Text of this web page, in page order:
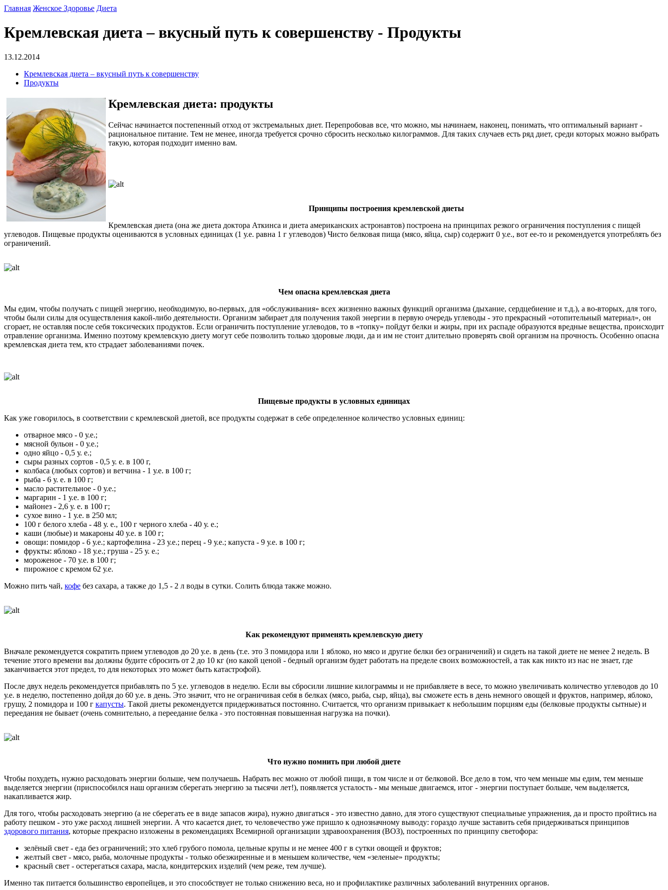
Главная Женское Здоровье Диета
Кремлевская диета – вкусный путь к совершенству - Продукты
13.12.2014
Кремлевская диета – вкусный путь к совершенству
Продукты
Кремлевская диета: продукты
Сейчас начинается постепенный отход от экстремальных диет. Перепробовав все, что можно, мы начинаем, наконец, понимать, что оптимальный вариант -
рациональное питание. Тем не менее, иногда требуется срочно сбросить несколько килограммов. Для таких случаев есть ряд диет, среди которых можно выбрать
такую, которая подходит именно вам.
Принципы построения кремлевской диеты
Кремлевская диета (она же диета доктора Аткинса и диета американских астронавтов) построена на принципах резкого ограничения поступления с пищей
углеводов. Пищевые продукты оцениваются в условных единицах (1 у.е. равна 1 г углеводов) Чисто белковая пища (мясо, яйца, сыр) содержит 0 у.е., вот ее-то и рекомендуется употреблять без
ограничений.
Чем опасна кремлевская диета
Мы едим, чтобы получать с пищей энергию, необходимую, во-первых, для «обслуживания» всех жизненно важных функций организма (дыхание, сердцебиение и т.д.), а во-вторых, для того,
чтобы были силы для осуществления какой-либо деятельности. Организм забирает для получения такой энергии в первую очередь углеводы - это прекрасный «отопительный материал», он
сгорает, не оставляя после себя токсических продуктов. Если ограничить поступление углеводов, то в «топку» пойдут белки и жиры, при их распаде образуются вредные вещества, происходит
отравление организма. Именно поэтому кремлевскую диету могут себе позволить только здоровые люди, да и им не стоит длительно проверять свой организм на прочность. Особенно опасна
кремлевская диета тем, кто страдает заболеваниями почек.
Пищевые продукты в условных единицах
Как уже говорилось, в соответствии с кремлевской диетой, все продукты содержат в себе определенное количество условных единиц:
отварное мясо - 0 у.е.;
мясной бульон - 0 у.е.;
одно яйцо - 0,5 у. е.;
сыры разных сортов - 0,5 у. е. в 100 г,
колбаса (любых сортов) и ветчина - 1 у.е. в 100 г;
рыба - 6 у. е. в 100 г;
масло растительное - 0 у.е.;
маргарин - 1 у.е. в 100 г;
майонез - 2,6 у. е. в 100 г;
сухое вино - 1 у.е. в 250 мл;
100 г белого хлеба - 48 у. е., 100 г черного хлеба - 40 у. е.;
каши (любые) и макароны 40 у.е. в 100 г;
овощи: помидор - 6 у.е.; картофелина - 23 у.е.; перец - 9 у.е.; капуста - 9 у.е. в 100 г;
фрукты: яблоко - 18 у.е.; груша - 25 у. е.;
мороженое - 70 у.е. в 100 г;
пирожное с кремом 62 у.е.
Можно пить чай, кофе без сахара, а также до 1,5 - 2 л воды в сутки. Солить блюда также можно.
Как рекомендуют применять кремлевскую диету
Вначале рекомендуется сократить прием углеводов до 20 у.е. в день (т.е. это 3 помидора или 1 яблоко, но мясо и другие белки без ограничений) и сидеть на такой диете не менее 2 недель. В
течение этого времени вы должны будите сбросить от 2 до 10 кг (но какой ценой - бедный организм будет работать на пределе своих возможностей, а так как никто из нас не знает, где
заканчивается этот предел, то для некоторых это может быть катастрофой).
После двух недель рекомендуется прибавлять по 5 у.е. углеводов в неделю. Если вы сбросили лишние килограммы и не прибавляете в весе, то можно увеличивать количество углеводов до 10
у.е. в неделю, постепенно дойдя до 60 у.е. в день. Это значит, что не ограничивая себя в белках (мясо, рыба, сыр, яйца), вы сможете есть в день немного овощей и фруктов, например, яблоко,
грушу, 2 помидора и 100 г капусты. Такой диеты рекомендуется придерживаться постоянно. Считается, что организм привыкает к небольшим порциям еды (белковые продукты сытные) и
переедания не бывает (очень сомнительно, а переедание белка - это постоянная повышенная нагрузка на почки).
Что нужно помнить при любой диете
Чтобы похудеть, нужно расходовать энергии больше, чем получаешь. Набрать вес можно от любой пищи, в том числе и от белковой. Все дело в том, что чем меньше мы едим, тем меньше
выделяется энергии (приспособился наш организм сберегать энергию за тысячи лет!), появляется усталость - мы меньше двигаемся, итог - энергии поступает больше, чем выделяется,
накапливается жир.
Для того, чтобы расходовать энергию (а не сберегать ее в виде запасов жира), нужно двигаться - это известно давно, для этого существуют специальные упражнения, да и просто пройтись на
работу пешком - это уже расход лишней энергии. А что касается диет, то человечество уже пришло к однозначному выводу: гораздо лучше заставить себя придерживаться принципов
здорового питания, которые прекрасно изложены в рекомендациях Всемирной организации здравоохранения (ВОЗ), построенных по принципу светофора:
зелёный свет - еда без ограничений; это хлеб грубого помола, цельные крупы и не менее 400 г в сутки овощей и фруктов;
желтый свет - мясо, рыба, молочные продукты - только обезжиренные и в меньшем количестве, чем «зеленые» продукты;
красный свет - остерегаться сахара, масла, кондитерских изделий (чем реже, тем лучше).
Именно так питается большинство европейцев, и это способствует не только снижению веса, но и профилактике различных заболеваний внутренних органов.